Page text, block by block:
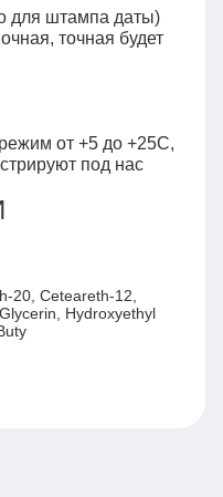
для штампа даты)
точная будет
от +5 до +25С,
под нас
20, Ceteareth-12,
Hydroxyethyl